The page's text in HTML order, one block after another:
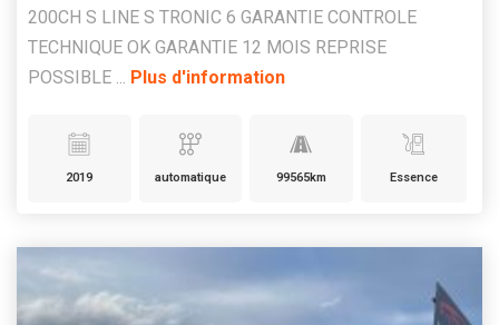
200CH S LINE S TRONIC 6 GARANTIE CONTROLE
TECHNIQUE OK GARANTIE 12 MOIS REPRISE
POSSIBLE ... Plus d'information
2019 automatique 99565km Essence